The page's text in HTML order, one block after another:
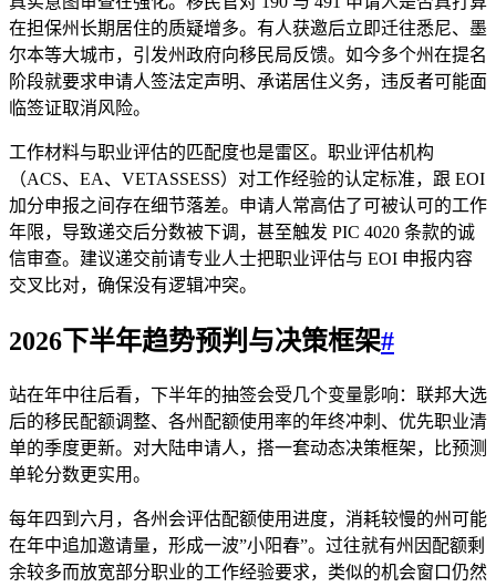
在担保州长期居住的质疑增多。有人获邀后立即迁往悉尼、墨
尔本等大城市，引发州政府向移民局反馈。如今多个州在提名
阶段就要求申请人签法定声明、承诺居住义务，违反者可能面
临签证取消风险。
工作材料与职业评估的匹配度也是雷区。职业评估机构
（ACS、EA、VETASSESS）对工作经验的认定标准，跟 EOI
加分申报之间存在细节落差。申请人常高估了可被认可的工作
年限，导致递交后分数被下调，甚至触发 PIC 4020 条款的诚
信审查。建议递交前请专业人士把职业评估与 EOI 申报内容
交叉比对，确保没有逻辑冲突。
2026下半年趋势预判与决策框架#
站在年中往后看，下半年的抽签会受几个变量影响：联邦大选
后的移民配额调整、各州配额使用率的年终冲刺、优先职业清
单的季度更新。对大陆申请人，搭一套动态决策框架，比预测
单轮分数更实用。
每年四到六月，各州会评估配额使用进度，消耗较慢的州可能
在年中追加邀请量，形成一波”小阳春”。过往就有州因配额剩
余较多而放宽部分职业的工作经验要求，类似的机会窗口仍然